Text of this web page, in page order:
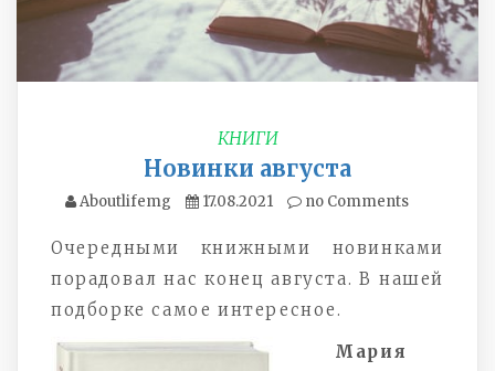
КНИГИ
Новинки августа
Aboutlifemg 17.08.2021 no Comments
Очередными книжными новинками
порадовал нас конец августа. В нашей
подборке самое интересное.
Мария